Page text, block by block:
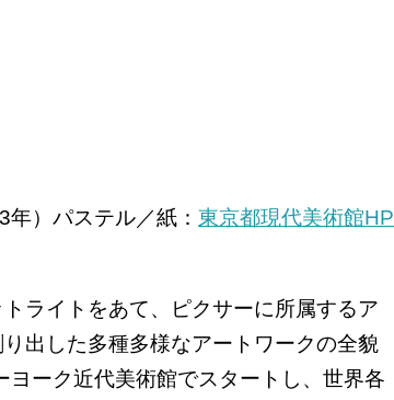
）パステル／紙： 東京都現代美術館HP
ライトをあて、ピクサーに所属するア
出した多種多様なアートワークの全貌
ーク近代美術館でスタートし、世界各